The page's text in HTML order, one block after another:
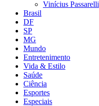
Vinícius Passarelli
Brasil
DF
SP
MG
Mundo
Entretenimento
Vida & Estilo
Saúde
Ciência
Esportes
Especiais